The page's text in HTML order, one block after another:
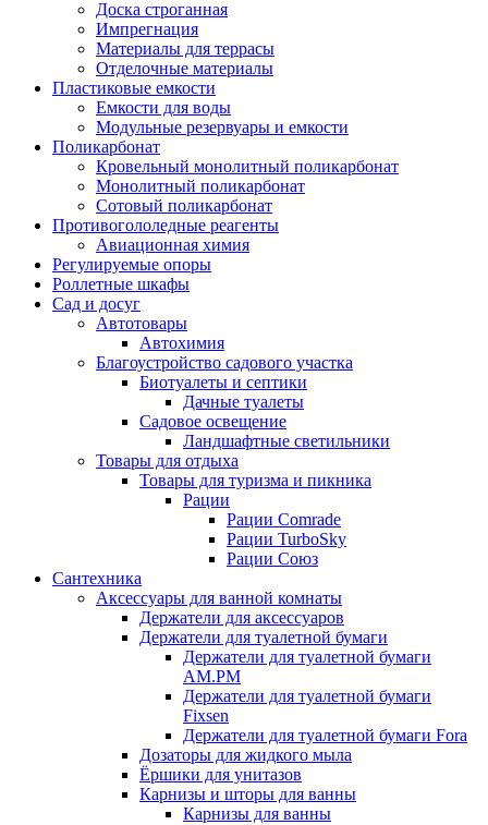
Доска строганная
Импрегнация
Материалы для террасы
Отделочные материалы
Пластиковые емкости
Емкости для воды
Модульные резервуары и емкости
Поликарбонат
Кровельный монолитный поликарбонат
Монолитный поликарбонат
Сотовый поликарбонат
Противогололедные реагенты
Авиационная химия
Регулируемые опоры
Роллетные шкафы
Сад и досуг
Автотовары
Автохимия
Благоустройство садового участка
Биотуалеты и септики
Дачные туалеты
Садовое освещение
Ландшафтные светильники
Товары для отдыха
Товары для туризма и пикника
Рации
Рации Comrade
Рации TurboSky
Рации Союз
Сантехника
Аксессуары для ванной комнаты
Держатели для аксессуаров
Держатели для туалетной бумаги
Держатели для туалетной бумаги
AM.PM
Держатели для туалетной бумаги
Fixsen
Держатели для туалетной бумаги Fora
Дозаторы для жидкого мыла
Ёршики для унитазов
Карнизы и шторы для ванны
Карнизы для ванны